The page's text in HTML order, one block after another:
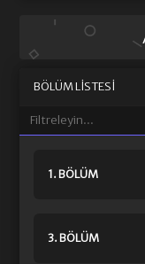
BÖLÜM LISTESI
1. BÖLÜM
3. BÖLÜM